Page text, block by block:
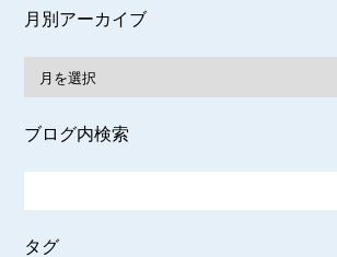
月別アーカイブ
ブログ内検索
タグ